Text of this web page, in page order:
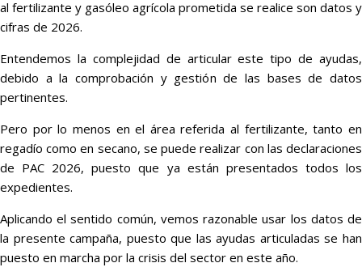
al fertilizante y gasóleo agrícola prometida se realice son datos y
cifras de 2026.
Entendemos la complejidad de articular este tipo de ayudas,
debido a la comprobación y gestión de las bases de datos
pertinentes.
Pero por lo menos en el área referida al fertilizante, tanto en
regadío como en secano, se puede realizar con las declaraciones
de PAC 2026, puesto que ya están presentados todos los
expedientes.
Aplicando el sentido común, vemos razonable usar los datos de
la presente campaña, puesto que las ayudas articuladas se han
puesto en marcha por la crisis del sector en este año.